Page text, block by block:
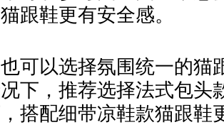
跟鞋更有安全感。
可以选择氛围统一的猫
下，推荐选择法式包头
搭配细带凉鞋款猫跟鞋